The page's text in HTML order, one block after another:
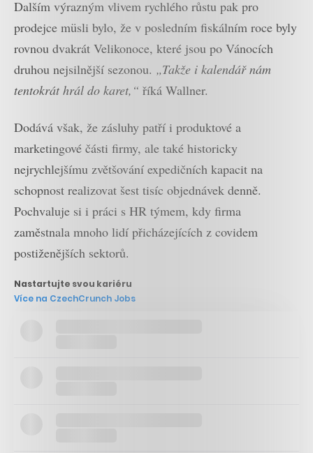
Dalším výrazným vlivem rychlého růstu pak pro
prodejce müsli bylo, že v posledním fiskálním roce byly
rovnou dvakrát Velikonoce, které jsou po Vánocích
druhou nejsilnější sezonou. „Takže i kalendář nám
tentokrát hrál do karet,“ říká Wallner.
Dodává však, že zásluhy patří i produktové a
marketingové části firmy, ale také historicky
nejrychlejšímu zvětšování expedičních kapacit na
schopnost realizovat šest tisíc objednávek denně.
Pochvaluje si i práci s HR týmem, kdy firma
zaměstnala mnoho lidí přicházejících z covidem
postiženějších sektorů.
Nastartujte svou kariéru
Více na CzechCrunch Jobs